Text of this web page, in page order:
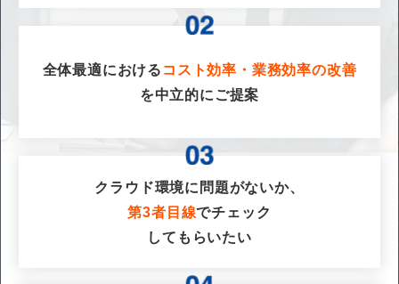
全体最適における コスト効率・業務効率の改善
を中立的にご提案
クラウド環境に問題がないか、
第3者目線でチェック
してもらいたい